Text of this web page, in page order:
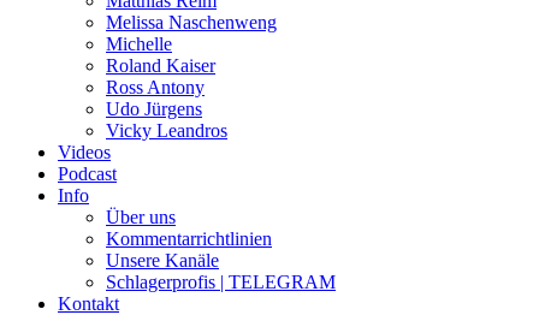
Melissa Naschenweng
Michelle
Roland Kaiser
Ross Antony
Udo Jürgens
Vicky Leandros
Videos
Podcast
Info
Über uns
Kommentarrichtlinien
Unsere Kanäle
Schlagerprofis | TELEGRAM
Kontakt